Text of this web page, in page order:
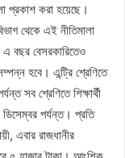
প্রকাশ করা হয়েছে।
থেকে এই নীতিমালা
বছর বেসরকারিতেও
হবে। এন্ট্রি শ্রেণিতে
সব শ্রেণিতে শিক্ষার্থী
ডিসেম্বর পর্যন্ত। প্রতি
এবার রাজধানীর